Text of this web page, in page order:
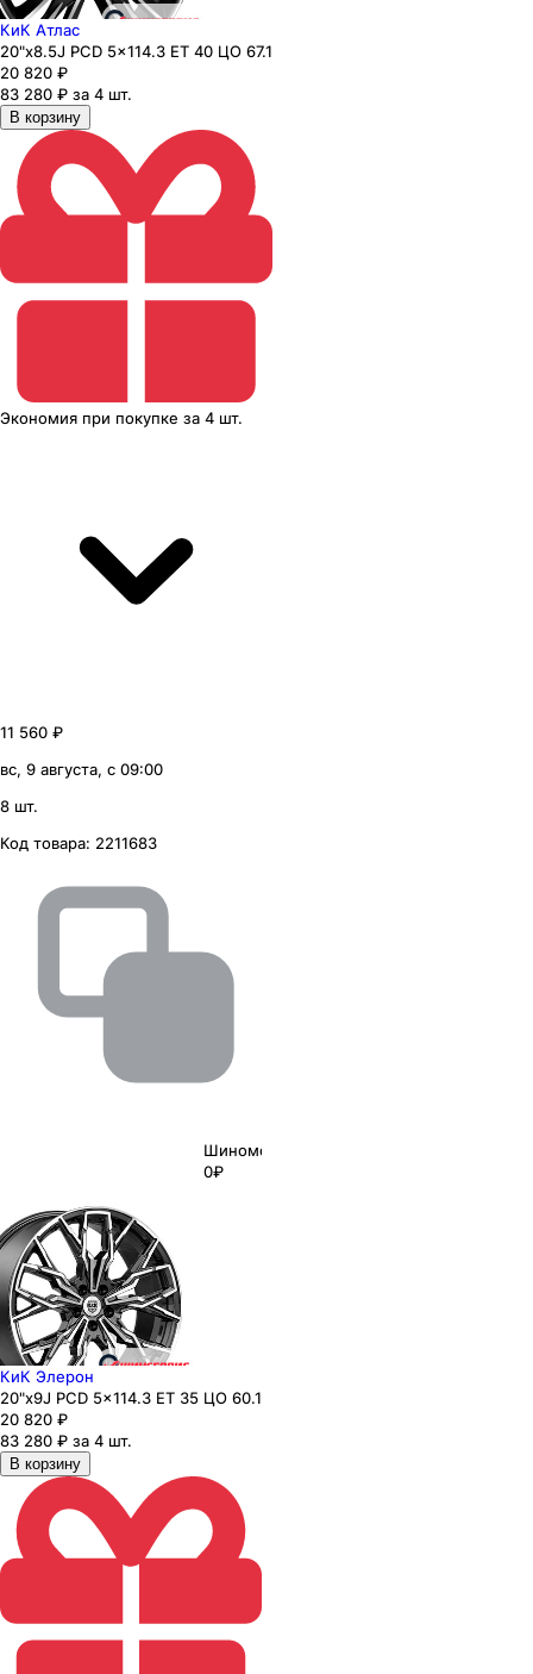
КиК Атлас
20"x8.5J PCD 5x114.3 ЕТ 40 ЦО 67.1
20 820 ₽
83 280 ₽ за 4 шт.
В корзину
Экономия при покупке за 4 шт.
11 560 ₽
вс, 9 августа, с 09:00
8 шт.
Код товара: 2211683
Шиномонтаж
0₽
КиК Элерон
20"x9J PCD 5x114.3 ЕТ 35 ЦО 60.1
20 820 ₽
83 280 ₽ за 4 шт.
В корзину